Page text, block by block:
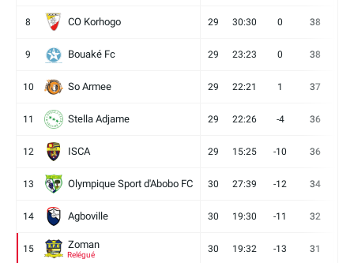
8 CO Korhogo 29 30:30 0 38
9 Bouaké Fc 29 23:23 0 38
10 So Armee 29 22:21 1 37
11 Stella Adjame 29 22:26 -4 36
12 ISCA 29 15:25 -10 36
13 Olympique Sport d'Abobo FC 30 27:39 -12 34
14 Agboville 30 19:30 -11 32
15 Zoman
Relégué
30 19:32 -13 31